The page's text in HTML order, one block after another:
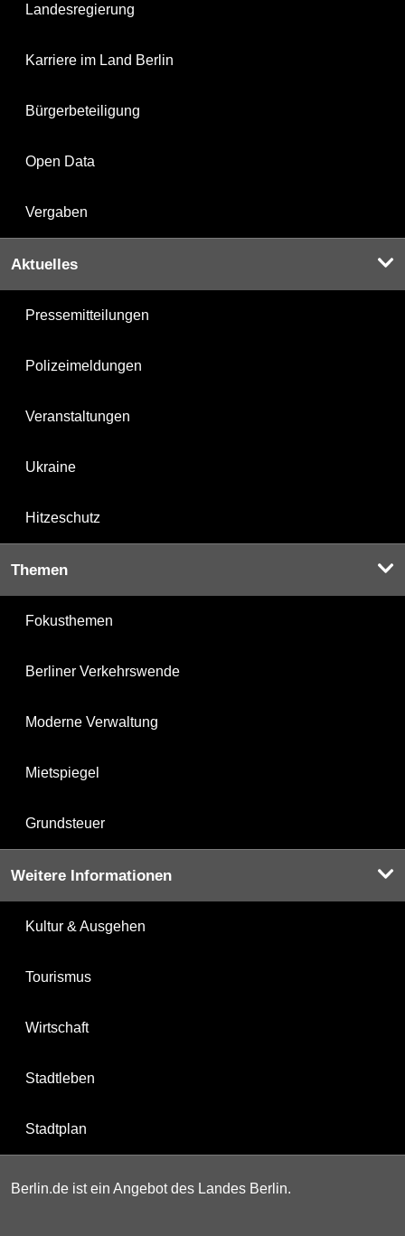
Landesregierung
Karriere im Land Berlin
Bürgerbeteiligung
Open Data
Vergaben
Aktuelles
Pressemitteilungen
Polizeimeldungen
Veranstaltungen
Ukraine
Hitzeschutz
Themen
Fokusthemen
Berliner Verkehrswende
Moderne Verwaltung
Mietspiegel
Grundsteuer
Weitere Informationen
Kultur & Ausgehen
Tourismus
Wirtschaft
Stadtleben
Stadtplan
Berlin.de ist ein Angebot des Landes Berlin.